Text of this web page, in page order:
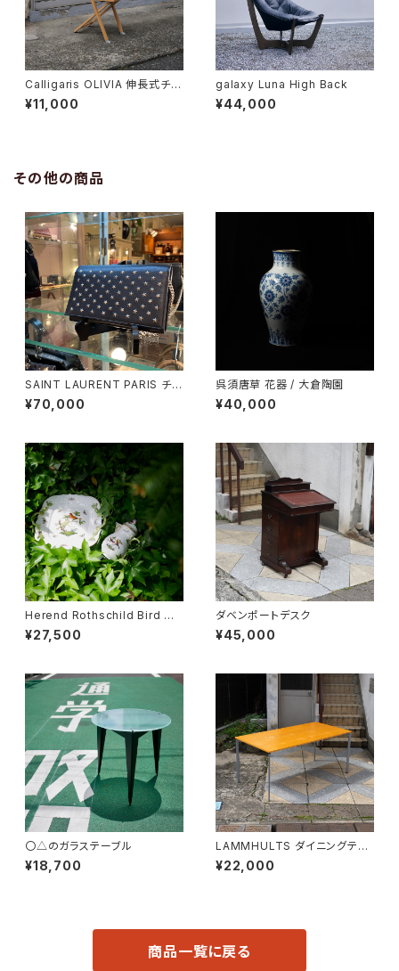
Calligaris OLIVIA 伸長式チェ
ア
¥11,000
galaxy Luna High Back
¥44,000
その他の商品
SAINT LAURENT PARIS チェ
ーンショルダーウォレット
¥70,000
呉須唐草 花器 / 大倉陶園
¥40,000
Herend Rothschild Bird ミ
ニティーポット
¥27,500
ダベンポートデスク
¥45,000
〇△のガラステーブル
¥18,700
LAMMHULTS ダイニングテー
ブル
¥22,000
商品一覧に戻る